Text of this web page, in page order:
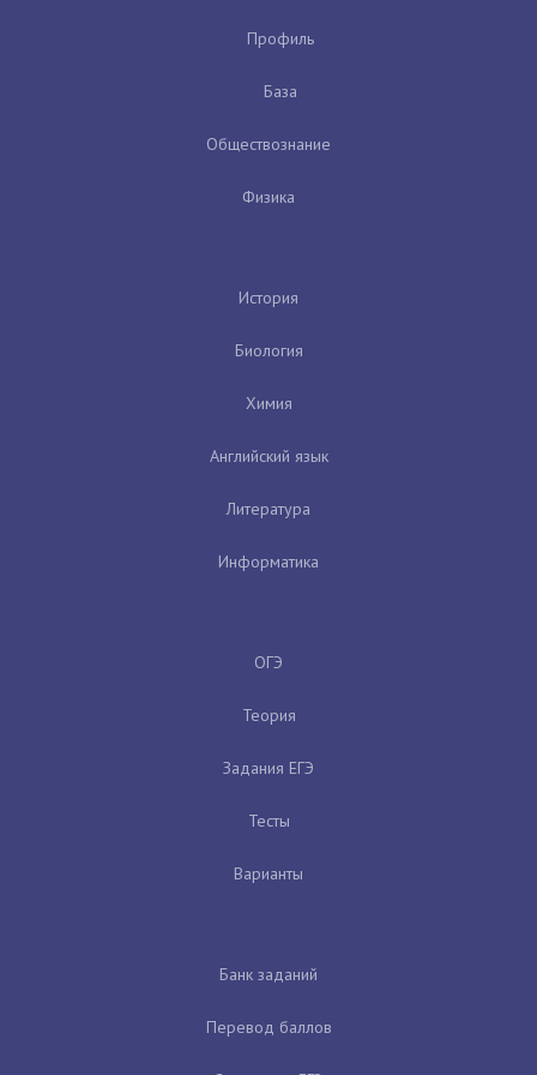
Профиль
База
Обществознание
Физика
История
Биология
Химия
Английский язык
Литература
Информатика
ОГЭ
Теория
Задания ЕГЭ
Тесты
Варианты
Банк заданий
Перевод баллов